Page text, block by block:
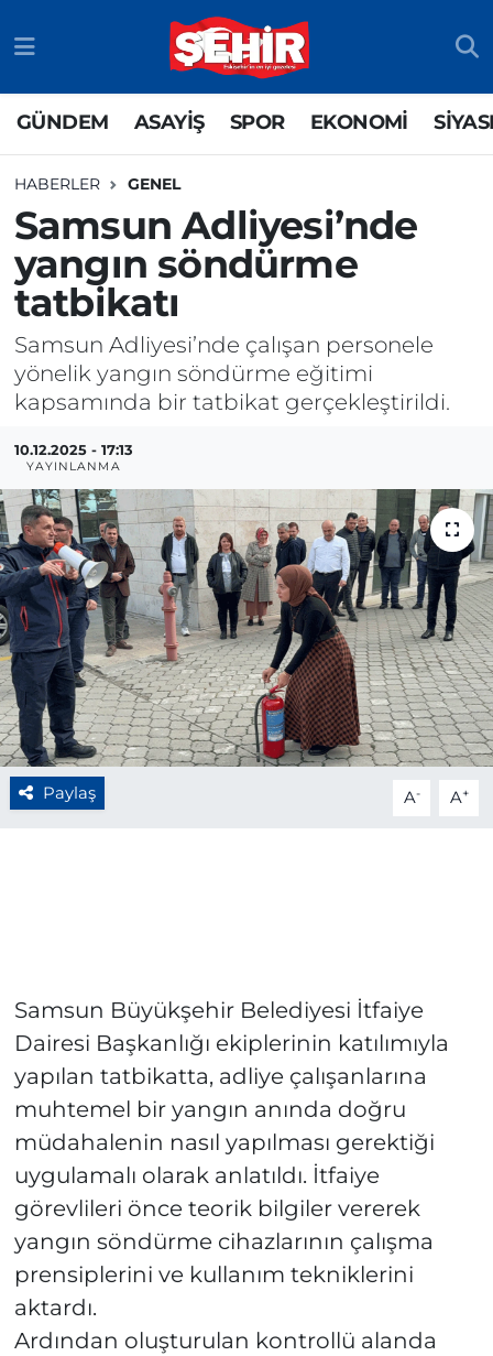
GÜNDEM ASAYİŞ SPOR EKONOMİ
HABERLER GENEL
Samsun Adliyesi’nde
yangın söndürme
tatbikatı
Samsun Adliyesi’nde çalışan personele
yönelik yangın söndürme eğitimi
kapsamında bir tatbikat gerçekleştirildi.
10.12.2025 - 17:13
YAYINLANMA
Paylaş A- A+
Samsun Büyükşehir Belediyesi İtfaiye
Dairesi Başkanlığı ekiplerinin katılımıyla
yapılan tatbikatta, adliye çalışanlarına
muhtemel bir yangın anında doğru
müdahalenin nasıl yapılması gerektiği
uygulamalı olarak anlatıldı. İtfaiye
görevlileri önce teorik bilgiler vererek
yangın söndürme cihazlarının çalışma
prensiplerini ve kullanım tekniklerini
aktardı.
Ardından oluşturulan kontrollü alanda
SPOR
EKONOMİ
SİYASET
RESMİ İLAN
SİYASET
SPOR
EKONOMİ
EĞİTİM
TEKNOLOJİ
BÖLGE
YAŞAM
DÜNYA
GENEL
GÜNCEL
RESMİ İLAN
Odunpazarı Nöbetçi Eczaneler
Odunpazarı Hava Durumu
Odunpazarı Trafik Yoğunluk Haritası
TFF 3.Lig 4.Grup Puan Durumu ve Fikstür
Tüm Manşetler
Son Dakika Haberleri